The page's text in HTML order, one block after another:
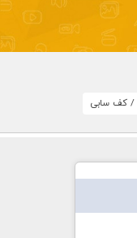
/ کف سابی